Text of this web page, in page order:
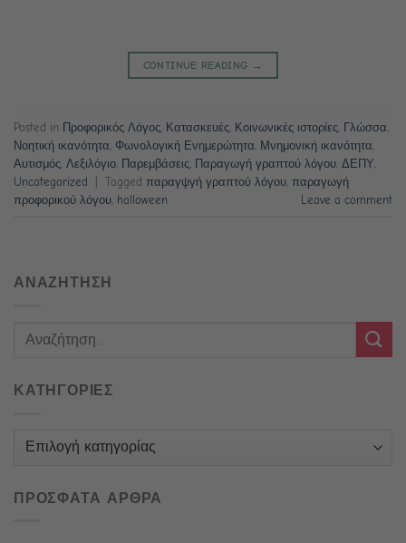
CONTINUE READING →
Posted in Προφορικός Λόγος Κατασκευές Κοινωνικές ιστορίες Γλώσσα
Νοητική ικανότητα Φωνολογική Ενημερώτητα Μνημονική ικανότητα
Αυτισμός Λεξιλόγιο Παρεμβάσεις Παραγωγή γραπτού λόγου ΔΕΠΥ
Uncategorized
Tagged παραγψγή γραπτού λόγου παραγωγή
προφορικού λόγου halloween Leave a comment
ΑΝΑΖΗΤΗΣΗ
ΚΑΤΗΓΟΡΙΕΣ
Κατηγορίες
ΠΡΟΣΦΑΤΑ ΑΡΘΡΑ